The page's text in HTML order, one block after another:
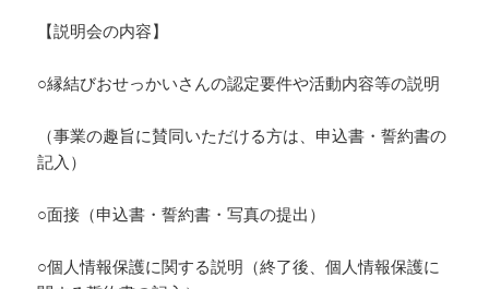
【説明会の内容】
○縁結びおせっかいさんの認定要件や活動内容等の説明
（事業の趣旨に賛同いただける方は、申込書・誓約書の
記入）
○面接（申込書・誓約書・写真の提出）
○個人情報保護に関する説明（終了後、個人情報保護に